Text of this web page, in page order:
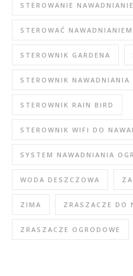
STEROWANIE
STEROWAĆ NAWADNIANIEM
STEROWNIK GARDENA
STEROWNIK NAWADNIANIA
STEROWNIK RAIN BIRD
STEROWNIK WIFI DO
SYSTEM NAWADNIANIA
WODA DESZCZOWA
ZIMA ZRASZACZE DO
ZRASZACZE OGRODOWE